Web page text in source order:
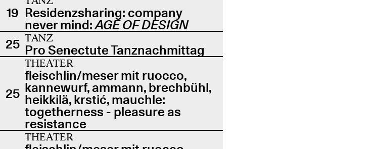
19 Residenzsharing: company
never mind:AGE OF DESIGN
25 TANZ
Pro Senectute Tanznachmittag
25
THEATER
fleischlin/meser mit ruocco,
kannewurf, ammann, brechbühl,
heikkilä, krstić, mauchle:
togetherness - pleasure as
resistance
THEATER